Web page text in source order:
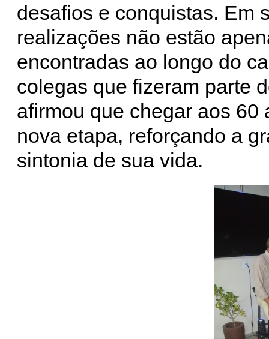
desafios e conquistas. Em
realizações não estão
encontradas ao longo do
colegas que fizeram parte
afirmou que chegar aos
nova etapa, reforçando a
sintonia de sua vida.